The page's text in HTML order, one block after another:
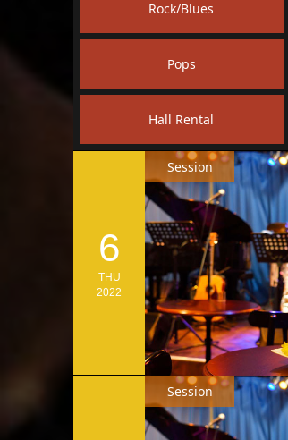
Rock/Blues
Pops
Hall Rental
6
THU
2022
Session
Session